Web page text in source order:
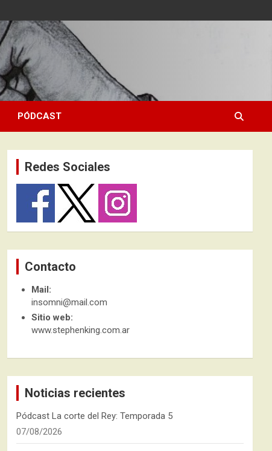
PÓDCAST
Redes Sociales
Contacto
Mail:
insomni@mail.com
Sitio web:
www.stephenking.com.ar
Noticias recientes
Pódcast La corte del Rey: Temporada 5
07/08/2026